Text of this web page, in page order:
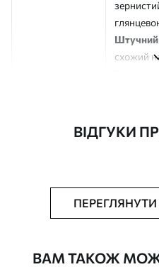
Штучний
схожий
Додатково Можна
ВІДГУКИ
ВАМ ТАКОЖ